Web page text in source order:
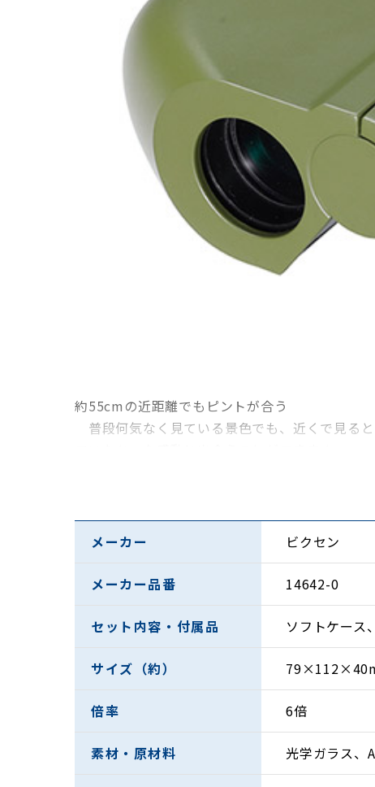
約55cmの近距離でもピントが合う
普段何気なく見ている景色でも、近くで見る
at6は双眼鏡として55cmという近距離でもピ
動物園の動物の観察などで威力を発揮できます。
レンズとプリズム光学面全面に3層以上の反射
くクリアな視界を確保しています。コンパク
メーカー ビクセン
メーカー品番 14642-0
セット内容・付属品 ソフトケース
サイズ（約）
倍率 6倍
素材・原材料 光学ガラス、